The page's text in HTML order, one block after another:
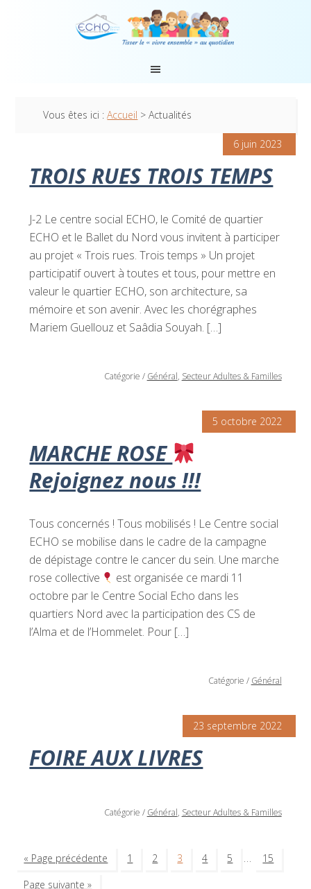
Vous êtes ici :Accueil > Actualités
6 juin 2023
TROIS RUES TROIS TEMPS
J-2 Le centre social ECHO, le Comité de quartier
ECHO et le Ballet du Nord vous invitent à participer
au projet « Trois rues. Trois temps » Un projet
participatif ouvert à toutes et tous, pour mettre en
valeur le quartier ECHO, son architecture, sa
mémoire et son avenir. Avec les chorégraphes
Mariem Guellouz et Saâdia Souyah. […]
Catégorie / Général, Secteur Adultes & Familles
5 octobre 2022
MARCHE ROSE
Rejoignez nous !!!
Tous concernés ! Tous mobilisés ! Le Centre social
ECHO se mobilise dans le cadre de la campagne
de dépistage contre le cancer du sein. Une marche
rose collective
est organisée ce mardi 11
octobre par le Centre Social Echo dans les
quartiers Nord avec la participation des CS de
l’Alma et de l’Hommelet. Pour […]
Catégorie / Général
23 septembre 2022
FOIRE AUX LIVRES
Catégorie / Général, Secteur Adultes & Familles
« Page précédente 1 2 3 4 5 …
15
Page suivante »